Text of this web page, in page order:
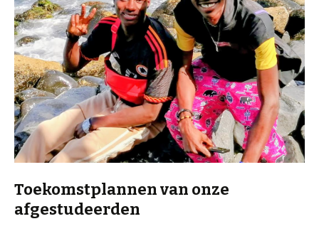
Toekomstplannen van onze
afgestudeerden